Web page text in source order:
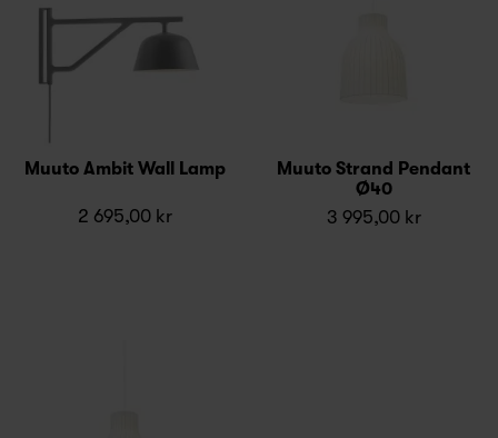
Muuto Ambit Wall Lamp
2 695,00 kr
Muuto Strand Pendant
Ø40
3 995,00 kr